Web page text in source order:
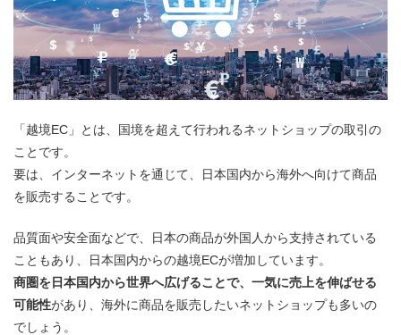
「越境EC」とは、国境を超えて行われるネットショップの取引の
ことです。
要は、インターネットを通じて、日本国内から海外へ向けて商品
を販売することです。
品質面や安全面などで、日本の商品が外国人から支持されている
こともあり、日本国内からの越境ECが増加しています。
商圏を日本国内から世界へ広げることで、一気に売上を伸ばせる
可能性があり、海外に商品を販売したいネットショップも多いの
でしょう。